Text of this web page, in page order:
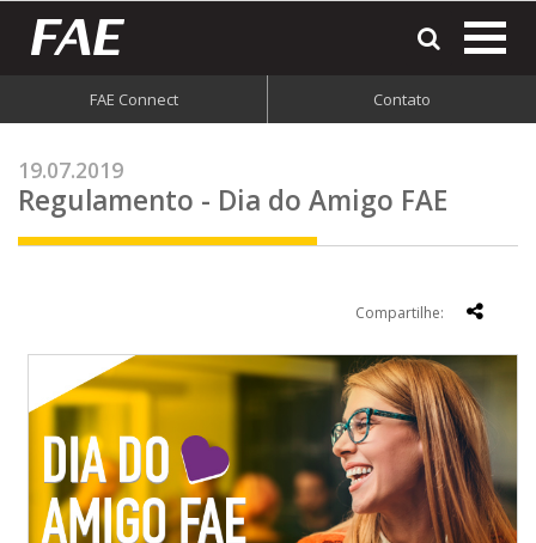
FAE Connect Contato
19.07.2019
Regulamento - Dia do Amigo FAE
Compartilhe: